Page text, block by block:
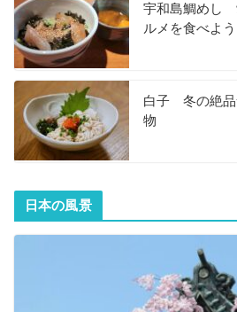
宇和島鯛めし
ルメを食べよう
白子 冬の絶
物
日本の風景